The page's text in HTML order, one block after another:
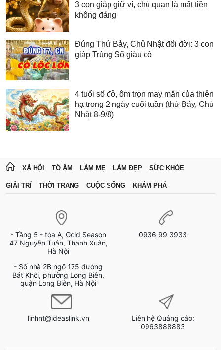
3 con giáp giữ ví, chủ quan là mất tiền
không đáng
Đúng Thứ Bảy, Chủ Nhật đổi đời: 3 con
giáp Trúng Số giàu có
4 tuổi số đỏ, ôm trọn may mắn của thiên
hạ trong 2 ngày cuối tuần (thứ Bảy, Chủ
Nhật 8-9/8)
XÃ HỘI TỔ ẤM LÀM MẸ LÀM ĐẸP SỨC KHỎE
GIẢI TRÍ THỜI TRANG CUỘC SỐNG KHÁM PHÁ
- Tầng 5 - tòa A, Gold Season
47 Nguyễn Tuân, Thanh Xuân,
Hà Nội
- Số nhà 2B ngõ 175 đường
Bát Khối, phường Long Biên,
quận Long Biên, Hà Nội
0936 99 3933
linhnt@ideaslink.vn
Liên hệ Quảng cáo:
0963888883